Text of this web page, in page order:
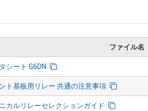
ファイル名
シート G6DN
ト基板用リレー 共通の注意事項
カルリレーセレクションガイド